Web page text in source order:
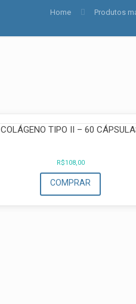
Home Produtos
COLÁGENO TIPO II – 60
R$108,00
COMPRAR